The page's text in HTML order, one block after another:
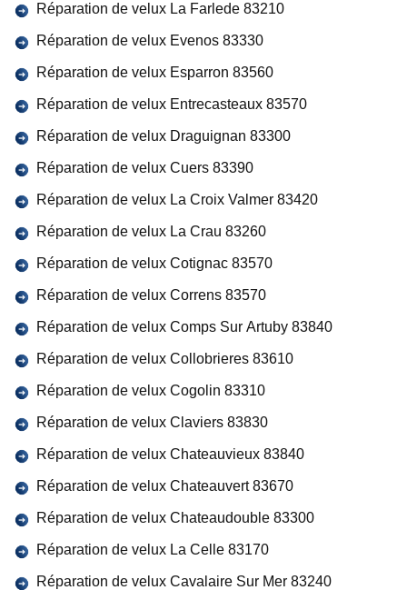
Réparation de velux La Farlede 83210
Réparation de velux Evenos 83330
Réparation de velux Esparron 83560
Réparation de velux Entrecasteaux 83570
Réparation de velux Draguignan 83300
Réparation de velux Cuers 83390
Réparation de velux La Croix Valmer 83420
Réparation de velux La Crau 83260
Réparation de velux Cotignac 83570
Réparation de velux Correns 83570
Réparation de velux Comps Sur Artuby 83840
Réparation de velux Collobrieres 83610
Réparation de velux Cogolin 83310
Réparation de velux Claviers 83830
Réparation de velux Chateauvieux 83840
Réparation de velux Chateauvert 83670
Réparation de velux Chateaudouble 83300
Réparation de velux La Celle 83170
Réparation de velux Cavalaire Sur Mer 83240